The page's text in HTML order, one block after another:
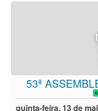
53ª
quinta-feira, 13 de